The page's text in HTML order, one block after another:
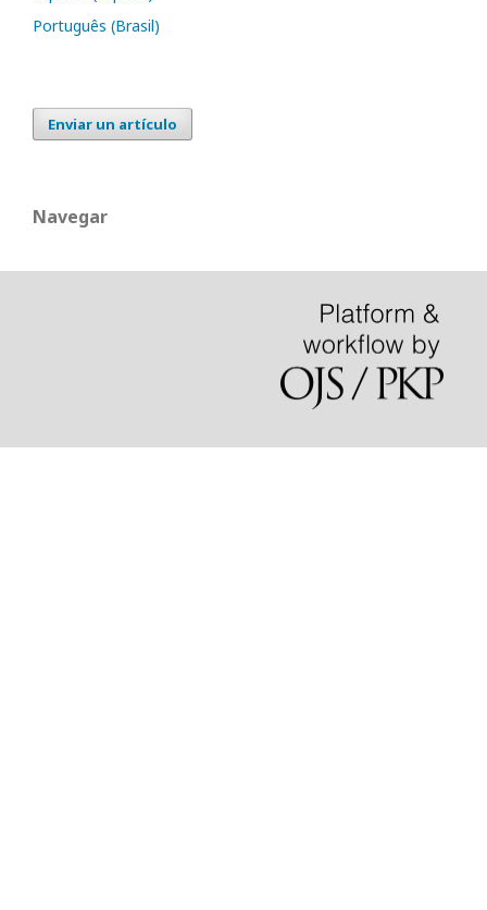
Português (Brasil)
Enviar un artículo
Navegar